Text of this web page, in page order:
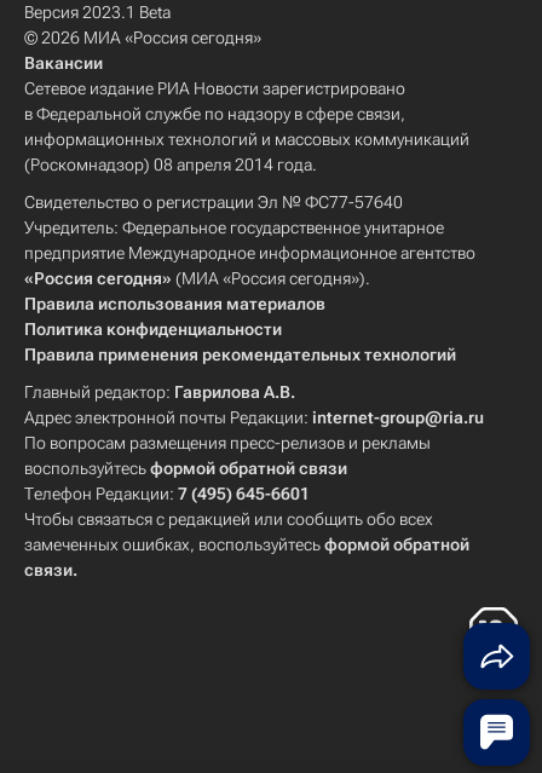
Версия 2023.1 Beta
© 2026 МИА «Россия сегодня»
Вакансии
Сетевое издание РИА Новости зарегистрировано
в Федеральной службе по надзору в сфере связи,
информационных технологий и массовых коммуникаций
(Роскомнадзор) 08 апреля 2014 года.
Свидетельство о регистрации Эл № ФС77-57640
Учредитель: Федеральное государственное унитарное
предприятие Международное информационное агентство
«Россия сегодня» (МИА «Россия сегодня»).
Правила использования материалов
Политика конфиденциальности
Правила применения рекомендательных технологий
Главный редактор: Гаврилова А.В.
Адрес электронной почты Редакции: internet-group@ria.ru
По вопросам размещения пресс-релизов и рекламы
воспользуйтесьформой обратной связи
Телефон Редакции: 7 (495) 645-6601
Чтобы связаться с редакцией или сообщить обо всех
замеченных ошибках, воспользуйтесьформой обратной
связи.